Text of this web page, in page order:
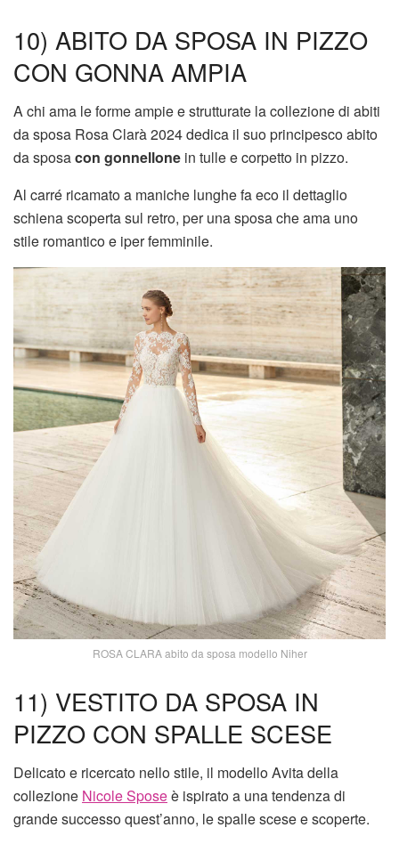
10) ABITO DA SPOSA IN PIZZO
CON GONNA AMPIA
A chi ama le forme ampie e strutturate la collezione di abiti
da sposa Rosa Clarà 2024 dedica il suo principesco abito
da sposacon gonnellone in tulle e corpetto in pizzo.
Al carré ricamato a maniche lunghe fa eco il dettaglio
schiena scoperta sul retro, per una sposa che ama uno
stile romantico e iper femminile.
ROSA CLARA abito da sposa modello Niher
11) VESTITO DA SPOSA IN
PIZZO CON SPALLE SCESE
Delicato e ricercato nello stile, il modello Avita della
collezione Nicole Sposeè ispirato a una tendenza di
grande successo quest’anno, le spalle scese e scoperte.